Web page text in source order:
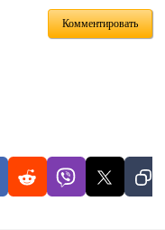
Комментировать